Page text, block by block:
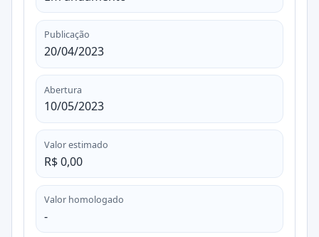
Publicação
20/04/2023
Abertura
10/05/2023
Valor estimado
R$ 0,00
Valor homologado
-